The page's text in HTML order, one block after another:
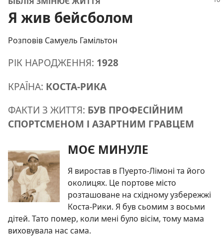
Я жив бейсболом
Розповів Самуель Гамільтон
РІК НАРОДЖЕННЯ: 1928
КРАЇНА: КОСТА-РИКА
ФАКТИ З ЖИТТЯ: БУВ ПРОФЕСІЙНИМ
СПОРТСМЕНОМ І АЗАРТНИМ ГРАВЦЕМ
МОЄ МИНУЛЕ
Я виростав в Пуерто-Лімоні та його
околицях. Це портове місто
розташоване на східному узбережжі
Коста-Рики. Я був сьомим з восьми
дітей. Тато помер, коли мені було вісім, тому мама
виховувала нас сама.